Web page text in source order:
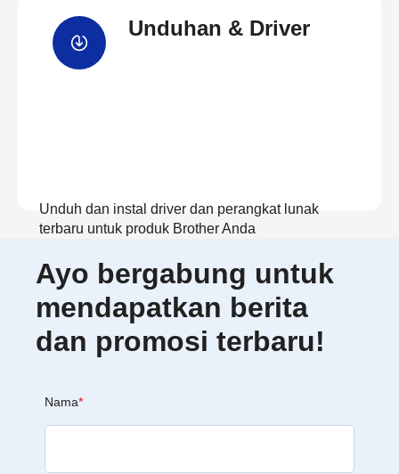
Unduhan & Driver
Unduh dan instal driver dan perangkat lunak
terbaru untuk produk Brother Anda
Lihat Unduhan
Ayo bergabung untuk
mendapatkan berita
dan promosi terbaru!
Nama*